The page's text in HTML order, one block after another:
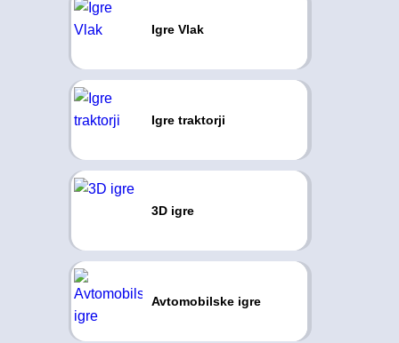
Igre Vlak
Igre traktorji
3D igre
Avtomobilske igre